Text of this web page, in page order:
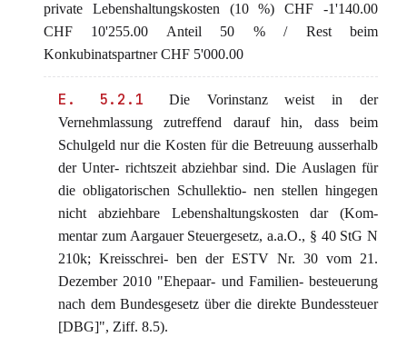
private Lebenshaltungskosten (10 %) CHF -1'140.00
CHF 10'255.00 Anteil 50 % / Rest beim
Konkubinatspartner CHF 5'000.00
E. 5.2.1
Die Vorinstanz weist in der
Vernehmlassung zutreffend darauf hin, dass beim
Schulgeld nur die Kosten für die Betreuung ausserhalb
der Unter- richtszeit abziehbar sind. Die Auslagen für
die obligatorischen Schullektio- nen stellen hingegen
nicht abziehbare Lebenshaltungskosten dar (Kom-
mentar zum Aargauer Steuergesetz, a.a.O., § 40 StG N
210k; Kreisschrei- ben der ESTV Nr. 30 vom 21.
Dezember 2010 "Ehepaar- und Familien- besteuerung
nach dem Bundesgesetz über die direkte Bundessteuer
[DBG]", Ziff. 8.5).